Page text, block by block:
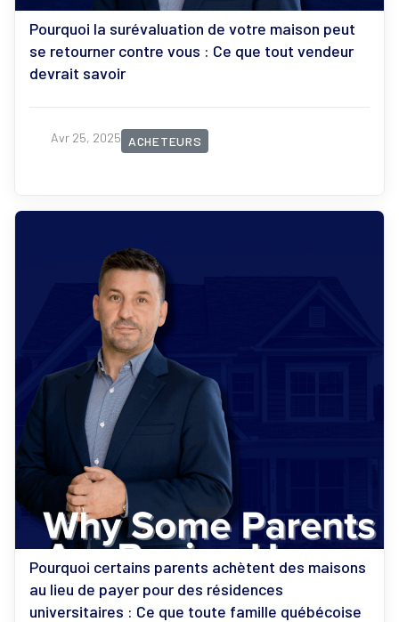
Pourquoi la surévaluation de votre maison peut
se retourner contre vous : Ce que tout vendeur
devrait savoir
Avr 25, 2025 ACHETEURS
Pourquoi certains parents achètent des maisons
au lieu de payer pour des résidences
universitaires : Ce que toute famille québécoise